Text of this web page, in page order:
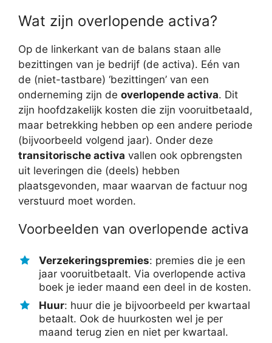
Wat zijn overlopende activa?
Op de linkerkant van de balans staan alle
bezittingen van je bedrijf (de activa). Eén van
de (niet-tastbare) ‘bezittingen’ van een
onderneming zijn de overlopende activa. Dit
zijn hoofdzakelijk kosten die zijn vooruitbetaald,
maar betrekking hebben op een andere periode
(bijvoorbeeld volgend jaar). Onder deze
transitorische activa vallen ook opbrengsten
uit leveringen die (deels) hebben
plaatsgevonden, maar waarvan de factuur nog
verstuurd moet worden.
Voorbeelden van overlopende activa
Verzekeringspremies: premies die je een
jaar vooruitbetaalt. Via overlopende activa
boek je ieder maand een deel in de kosten.
Huur: huur die je bijvoorbeeld per kwartaal
betaalt. Ook de huurkosten wel je per
maand terug zien en niet per kwartaal.